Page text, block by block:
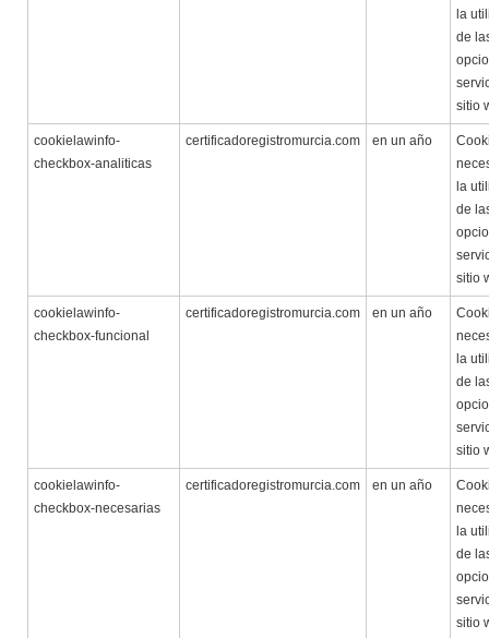
la
de
sitio
cookielawinfo-
checkbox-analiticas
certificadoregistromurcia.com en un año
la
de
sitio
cookielawinfo-
checkbox-funcional
certificadoregistromurcia.com en un año
la
de
sitio
cookielawinfo-
checkbox-necesarias
certificadoregistromurcia.com en un año
la
de
sitio